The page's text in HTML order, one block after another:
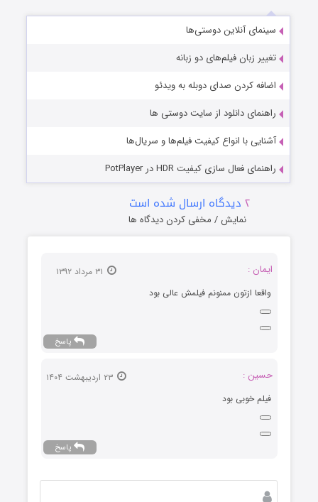
سینمای آنلاین دوستی‌ها
تغییر زبان فیلم‌های دو زبانه
اضافه کردن صدای دوبله به ویدئو
راهنمای دانلود از سایت دوستی ها
آشنایی با انواع کیفیت فیلم‌ها و سریال‌ها
راهنمای فعال سازی کیفیت HDR در PotPlayer
۲ دیدگاه ارسال شده است
نمایش / مخفی کردن دیدگاه ها
ایمان :
واقعا ازتون ممنونم فیلمش عالی بود
پاسخ
حسین :
فیلم خوبی بود
پاسخ